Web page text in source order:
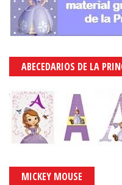
ABECEDARIOS DE LA
MICKEY MOUSE